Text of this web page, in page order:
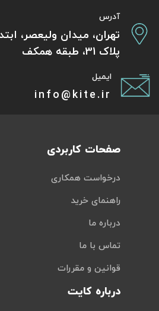
آدرس
تهران، میدان ولیعصر،
پلاک 31، طبقه همکف
ایمیل
info@kite.ir
صفحات کاربردی
درخواست همکاری
راهنمای خرید
درباره ما
تماس با ما
قوانین و مقررات
درباره کایت